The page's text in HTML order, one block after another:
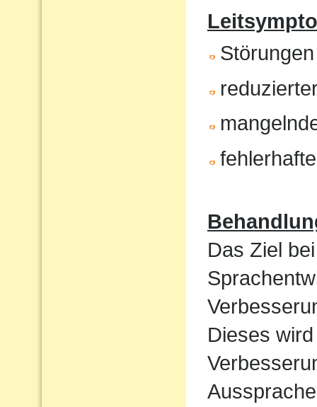
Das Ziel
Dieses